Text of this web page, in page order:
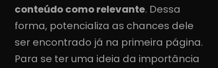
conteúdo como relevante. Dessa
forma, potencializa as chances dele
ser encontrado já na primeira página.
Para se ter uma ideia da importância